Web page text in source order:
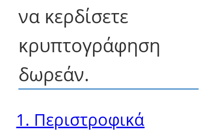
να κερδίσετε
κρυπτογράφηση
δωρεάν.
1. Περιστροφικά